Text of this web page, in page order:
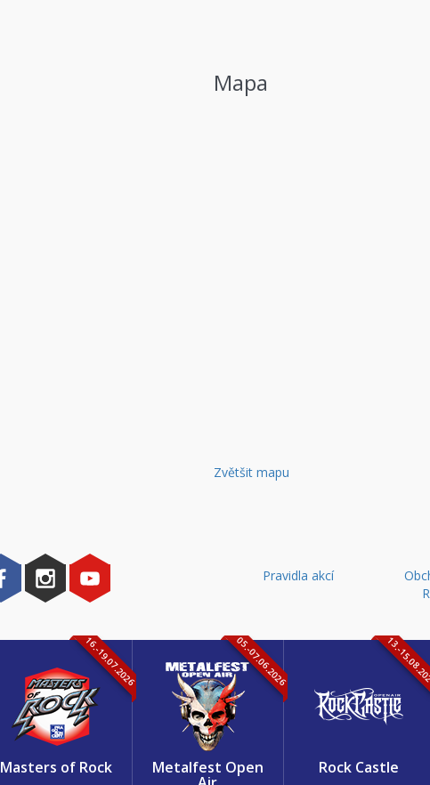
Mapa
Zvětšit mapu
Pravidla akcí
16.-19.07.2026
Masters of Rock
05.-07.06.2026
Metalfest Open
13.-
Rock Castle